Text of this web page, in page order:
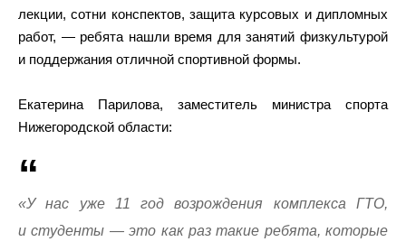
лекции, сотни конспектов, защита курсовых и дипломных
работ, — ребята нашли время для занятий физкультурой
и поддержания отличной спортивной формы.
Екатерина Парилова, заместитель министра спорта
Нижегородской области:
«У нас уже 11 год возрождения комплекса ГТО,
и студенты — это как раз такие ребята, которые